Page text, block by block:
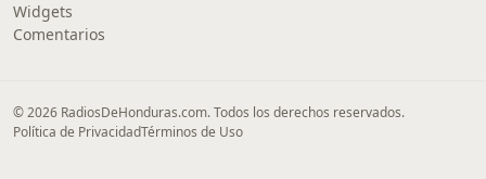
Widgets
Comentarios
© 2026 RadiosDeHonduras.com. Todos los derechos reservados.
Política de PrivacidadTérminos de Uso